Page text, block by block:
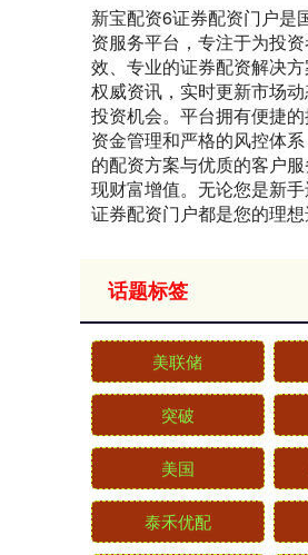
新宝配资6证券配资门户是
资服务平台，专注于为投
效、专业的证券配资解决
权威资讯，实时更新市场
投资机会。平台拥有便捷
资金管理和严格的风控体
的配资方案与优质的客户
现财富增值。无论您是新手
证券配资门户都是您的理想
话题标签
美联储
突破
美国
泰禾优配